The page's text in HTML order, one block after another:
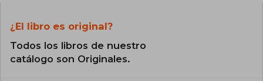
¿El libro es original?
Todos los libros de nuestro
catálogo son Originales.